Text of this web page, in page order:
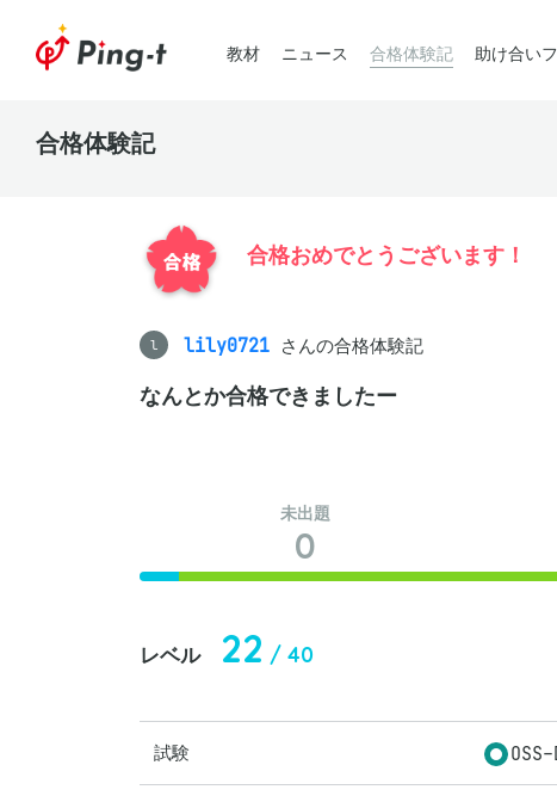
教材 ニュース 合格体験記 助け合い
合格体験記
合格おめでとうございます！
l lily0721 さんの合格体験記
なんとか合格できましたー
未出題
0
レベル 22 / 40
試験